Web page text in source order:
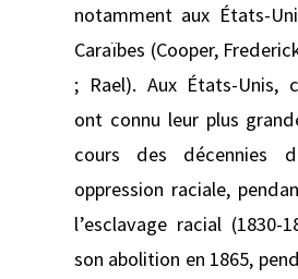
notamment aux États-
Caraïbes (Cooper,
; Rael). Aux États-Unis,
ont connu leur plus
cours des décennies
oppression raciale,
l’esclavage racial (1830-
son abolition en 1865,